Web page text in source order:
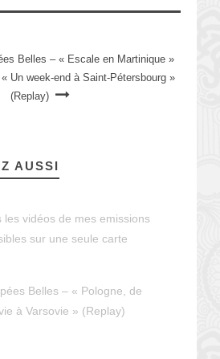
Belles – « Escale en Martinique »
Un week-end à Saint-Pétersbourg »
(Replay)
AUSSI
les vidéos de mes emissions
sur une seule carte
Belles – « Pologne, de
à Varsovie » (Replay)